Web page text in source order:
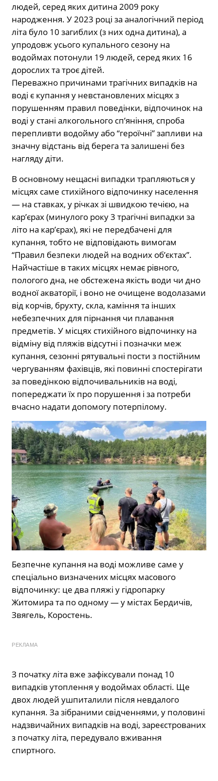
людей, серед яких дитина 2009 року
народження. У 2023 році за аналогічний період
літа було 10 загиблих (з них одна дитина), а
упродовж усього купального сезону на
водоймах потонули 19 людей, серед яких 16
дорослих та троє дітей.
Переважно причинами трагічних випадків на
воді є купання у невстановлених місцях з
порушенням правил поведінки, відпочинок на
воді у стані алкогольного сп’яніння, спроба
перепливти водойму або “героїчні” запливи на
значну відстань від берега та залишені без
нагляду діти.
В основному нещасні випадки трапляються у
місцях саме стихійного відпочинку населення
— на ставках, у річках зі швидкою течією, на
кар’єрах (минулого року 3 трагічні випадки за
літо на кар’єрах), які не передбачені для
купання, тобто не відповідають вимогам
“Правил безпеки людей на водних об’єктах”.
Найчастіше в таких місцях немає рівного,
пологого дна, не обстежена якість води чи дно
водної акваторії, і воно не очищене водолазами
від корчів, брухту, скла, каміння та інших
небезпечних для пірнання чи плавання
предметів. У місцях стихійного відпочинку на
відміну від пляжів відсутні і позначки меж
купання, сезонні рятувальні пости з постійним
чергуванням фахівців, які повинні спостерігати
за поведінкою відпочивальників на воді,
попереджати їх про порушення і за потреби
вчасно надати допомогу потерпілому.
Безпечне купання на воді можливе саме у
спеціально визначених місцях масового
відпочинку: це два пляжі у гідропарку
Житомира та по одному — у містах Бердичів,
Звягель, Коростень.
РЕКЛАМА
З початку літа вже зафіксували понад 10
випадків утоплення у водоймах області. Ще
двох людей ушпиталили після невдалого
купання. За зібраними свідченнями, у половині
надзвичайних випадків на воді, зареєстрованих
з початку літа, передувало вживання
спиртного.